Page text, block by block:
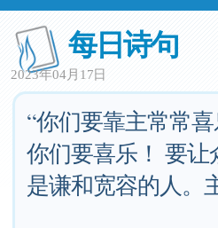
每日诗句
2023年04月17日
“你们要靠主常常
你们要喜乐！ 要
是谦和宽容的人。